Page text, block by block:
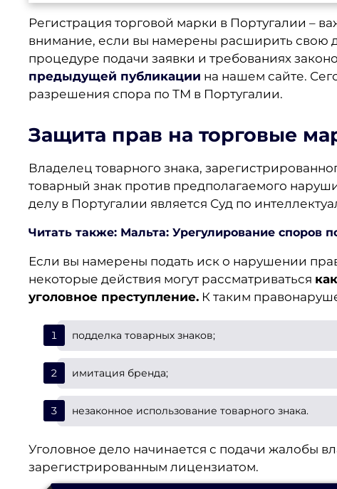
Регистрация торговой марки в Португалии –
внимание, если вы намерены расширить свою
процедуре подачи заявки и требованиях
предыдущей публикации на нашем сайте.
разрешения спора по ТМ в Португалии.
Защита прав на торговые
Владелец товарного знака,
товарный знак против предполагаемого
делу в Португалии является Суд по
Читать также: Мальта: Урегулирование споров
Если вы намерены подать иск о нарушении
некоторые действия могут рассматриваться
уголовное преступление. К таким
подделка товарных знаков;
имитация бренда;
незаконное использование товарного знака.
Уголовное дело начинается с подачи жалобы
зарегистрированным лицензиатом.